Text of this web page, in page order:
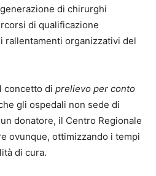
di chirurghi
di qualificazione
rallentamenti organizzativi del
concetto di prelievo per conto
gli ospedali non sede di
donatore, il Centro Regionale
ovunque, ottimizzando i tempi
di cura.